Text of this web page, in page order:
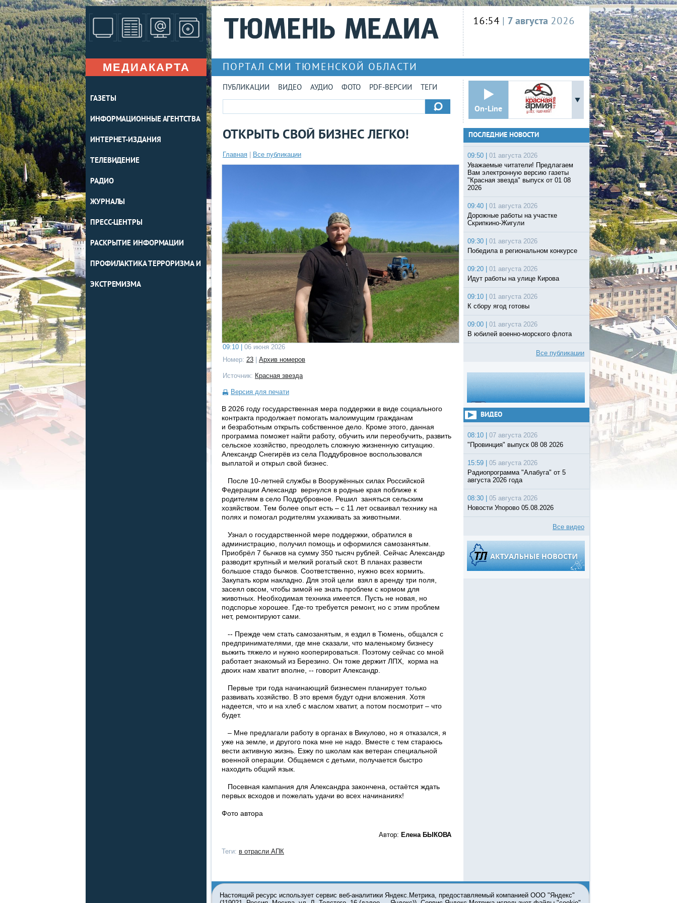
МЕДИАКАРТА
ГАЗЕТЫ
ИНФОРМАЦИОННЫЕ АГЕНТСТВА
ИНТЕРНЕТ-ИЗДАНИЯ
ТЕЛЕВИДЕНИЕ
РАДИО
ЖУРНАЛЫ
ПРЕСС-ЦЕНТРЫ
РАСКРЫТИЕ ИНФОРМАЦИИ
ПРОФИЛАКТИКА ТЕРРОРИЗМА И
ЭКСТРЕМИЗМА
16:54 | 7 августа 2026
ПОРТАЛ СМИ ТЮМЕНСКОЙ ОБЛАСТИ
ПУБЛИКАЦИИ ВИДЕО АУДИО ФОТО PDF-ВЕРСИИ ТЕГИ
On-Line
ОТКРЫТЬ СВОЙ БИЗНЕС ЛЕГКО!
Главная Все публикации
09:10 | 06 июня 2026
Номер: 23 | Архив номеров
Источник: Красная звезда
Версия для печати
В 2026 году государственная мера поддержки в виде социального
контракта продолжает помогать малоимущим гражданам
и безработным открыть собственное дело. Кроме этого, данная
программа поможет найти работу, обучить или переобучить, развить
сельское хозяйство, преодолеть сложную жизненную ситуацию.
Александр Снегирёв из села Поддубровное воспользовался
выплатой и открыл свой бизнес.
После 10-летней службы в Вооружённых силах Российской
Федерации Александр вернулся в родные края поближе к
родителям в село Поддубровное. Решил заняться сельским
хозяйством. Тем более опыт есть – с 11 лет осваивал технику на
полях и помогал родителям ухаживать за животными.
Узнал о государственной мере поддержки, обратился в
администрацию, получил помощь и оформился самозанятым.
Приобрёл 7 бычков на сумму 350 тысяч рублей. Сейчас Александр
разводит крупный и мелкий рогатый скот. В планах развести
большое стадо бычков. Соответственно, нужно всех кормить.
Закупать корм накладно. Для этой цели взял в аренду три поля,
засеял овсом, чтобы зимой не знать проблем с кормом для
животных. Необходимая техника имеется. Пусть не новая, но
подспорье хорошее. Где-то требуется ремонт, но с этим проблем
нет, ремонтируют сами.
-- Прежде чем стать самозанятым, я ездил в Тюмень, общался с
предпринимателями, где мне сказали, что маленькому бизнесу
выжить тяжело и нужно кооперироваться. Поэтому сейчас со мной
работает знакомый из Березино. Он тоже держит ЛПХ, корма на
двоих нам хватит вполне, -- говорит Александр.
Первые три года начинающий бизнесмен планирует только
развивать хозяйство. В это время будут одни вложения. Хотя
надеется, что и на хлеб с маслом хватит, а потом посмотрит – что
будет.
– Мне предлагали работу в органах в Викулово, но я отказался, я
уже на земле, и другого пока мне не надо. Вместе с тем стараюсь
вести активную жизнь. Езжу по школам как ветеран специальной
военной операции. Общаемся с детьми, получается быстро
находить общий язык.
Посевная кампания для Александра закончена, остаётся ждать
первых всходов и пожелать удачи во всех начинаниях!
Фото автора
Автор: Елена БЫКОВА
Теги: в отрасли АПК
ПОСЛЕДНИЕ НОВОСТИ
09:50 |
01 августа 2026
Уважаемые читатели! Предлагаем
Вам электронную версию газеты
"Красная звезда" выпуск от 01 08
2026
09:40 |
01 августа 2026
Дорожные работы на участке
Скрипкино-Жигули
09:30 |
01 августа 2026
Победила в региональном конкурсе
09:20 |
01 августа 2026
Идут работы на улице Кирова
09:10 |
01 августа 2026
К сбору ягод готовы
09:00 |
01 августа 2026
В юбилей военно-морского флота
Все публикации
ВИДЕО
08:10 |
07 августа 2026
"Провинция" выпуск 08 08 2026
15:59 |
05 августа 2026
Радиопрограмма "Алабуга" от 5
августа 2026 года
08:30 |
05 августа 2026
Новости Упорово 05.08.2026
Все видео
О ПРОЕКТЕ КОНТАКТЫ
Настоящий ресурс использует сервис веб-аналитики Яндекс.Метрика, предоставляемый компанией ООО "Яндекс"